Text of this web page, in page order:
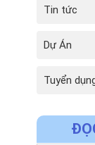
Tin tức
Dự Án
Tuyển